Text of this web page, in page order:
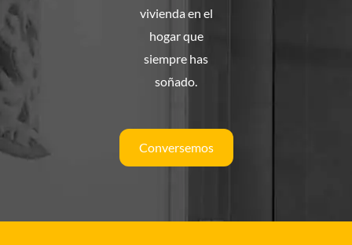
vivienda en el
hogar que
siempre has
soñado.
Conversemos